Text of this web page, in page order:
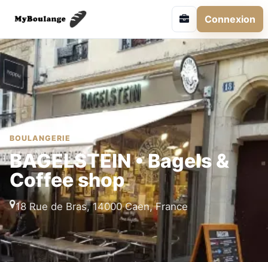
Connexion
BOULANGERIE
BAGELSTEIN • Bagels &
Coffee shop
18 Rue de Bras, 14000 Caen, France